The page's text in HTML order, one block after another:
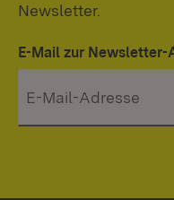
Newsletter.
E-Mail zur